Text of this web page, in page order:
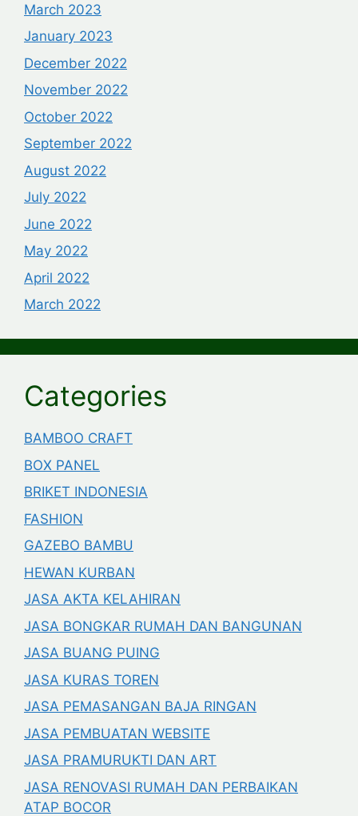
March 2023
January 2023
December 2022
November 2022
October 2022
September 2022
August 2022
July 2022
June 2022
May 2022
April 2022
March 2022
Categories
BAMBOO CRAFT
BOX PANEL
BRIKET INDONESIA
FASHION
GAZEBO BAMBU
HEWAN KURBAN
JASA AKTA KELAHIRAN
JASA BONGKAR RUMAH DAN BANGUNAN
JASA BUANG PUING
JASA KURAS TOREN
JASA PEMASANGAN BAJA RINGAN
JASA PEMBUATAN WEBSITE
JASA PRAMURUKTI DAN ART
JASA RENOVASI RUMAH DAN PERBAIKAN
ATAP BOCOR